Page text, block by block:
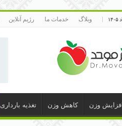
وبلاگ خدمات ما رژیم آنلاین
افزایش وزن کاهش وزن تغذیه بارداری